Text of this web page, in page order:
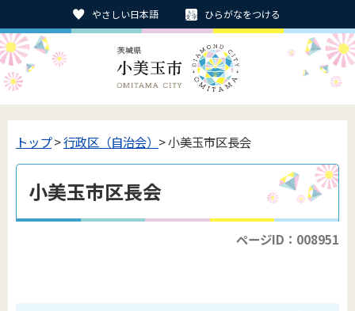
やさしい日本語 ひらがなをつける
トップ>行政区（自治会） > 小美玉市区長会
小美玉市区長会
ページID：008951